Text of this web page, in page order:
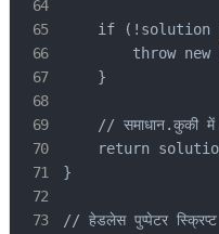
if (!solution
throw new
    }
// समाधान.कुकी
return
}
// हेडलेस पुप्पेटर